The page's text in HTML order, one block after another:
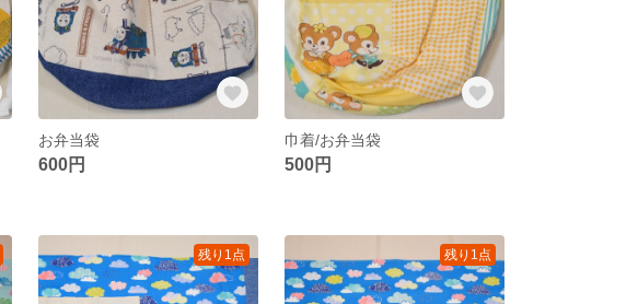
お弁当袋
600円
巾着/お弁当袋
500円
残り1点 残り1点